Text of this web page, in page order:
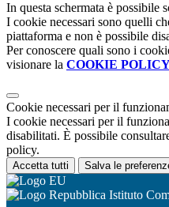
In questa schermata è possibile
I cookie necessari sono quelli
piattaforma e non è possibile
Per conoscere quali sono i
visionare la COOKIE
Cookie necessari per il
I cookie necessari per il
disabilitati. È possibile
policy.
Accetta tutti Salva le
Istituto